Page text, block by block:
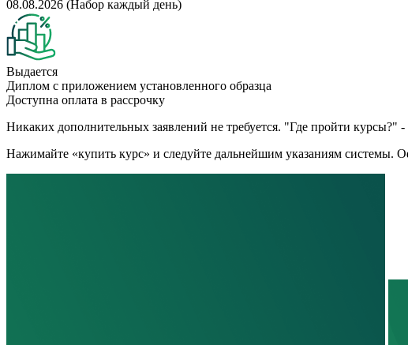
08.08.2026 (Набор каждый день)
Выдается
Диплом с приложением установленного образца
Доступна оплата в рассрочку
Никаких дополнительных заявлений не требуется. "Где пройти курсы?" -
Нажимайте «купить курс» и следуйте дальнейшим указаниям системы.